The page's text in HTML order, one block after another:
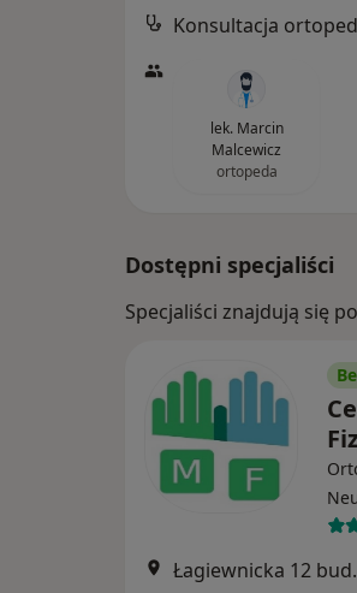
Konsultacja
lek. Marcin
Malcewicz
ortopeda
Dostępni specjaliści
Specjaliści znajdują się